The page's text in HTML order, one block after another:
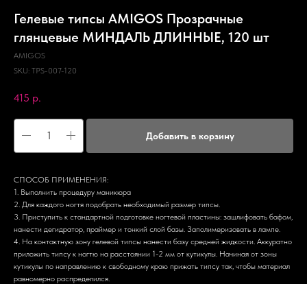
Гелевые типсы AMIGOS Прозрачные
глянцевые МИНДАЛЬ ДЛИННЫЕ, 120 шт
AMIGOS
SKU: TPS-007-120
415 р.
Добавить в корзину
СПОСОБ ПРИМЕНЕНИЯ:
1. Выполнить процедуру маникюра
2. Для каждого ногтя подобрать необходимый размер типсы.
3. Приступить к стандартной подготовке ногтевой пластины: зашлифовать бафом,
нанести дегидратор, праймер и тонкий слой базы. Заполимеризовать в лампе.
4. На контактную зону гелевой типсы нанести базу средней жидкости. Аккуратно
приложить типсу к ногтю на расстоянии 1-2 мм от кутикулы. Начиная от зоны
кутикулы по направлению к свободному краю прижать типсу так, чтобы материал
равномерно распределился.